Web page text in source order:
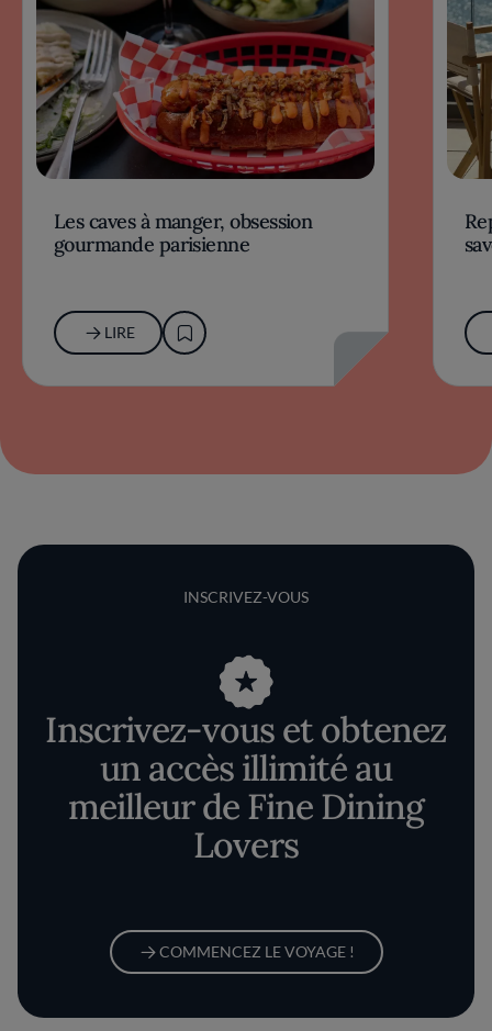
Les caves à manger, obsession
gourmande parisienne
LIRE
INSCRIVEZ-VOUS
Inscrivez-vous et obtenez
un accès illimité au
meilleur de Fine Dining
Lovers
COMMENCEZ LE VOYAGE !